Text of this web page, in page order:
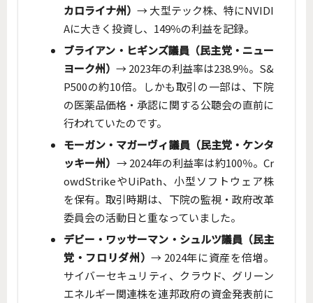
カロライナ州）→ 大型テック株、特にNVIDI
Aに大きく投資し、149％の利益を記録。
ブライアン・ヒギンズ議員（民主党・ニュー
ヨーク州） → 2023年の利益率は238.9％。S&
P500の約10倍。しかも取引の一部は、下院
の医薬品価格・承認に関する公聴会の直前に
行われていたのです。
モーガン・マガーヴィ議員（民主党・ケンタ
ッキー州） → 2024年の利益率は約100％。Cr
owdStrikeやUiPath、小型ソフトウェア株
を保有。取引時期は、下院の監視・政府改革
委員会の活動日と重なっていました。
デビー・ワッサーマン・シュルツ議員（民主
党・フロリダ州）→ 2024年に資産を倍増。
サイバーセキュリティ、クラウド、グリーン
エネルギー関連株を連邦政府の資金発表前に